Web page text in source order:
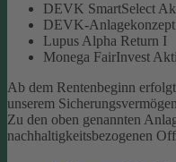
DEVK SmartSelect
DEVK-
Lupus Alpha Return I
Monega FairInvest
Ab dem Rentenbeginn
unserem
Zu den oben genannten
nachhaltigkeitsbezogenen